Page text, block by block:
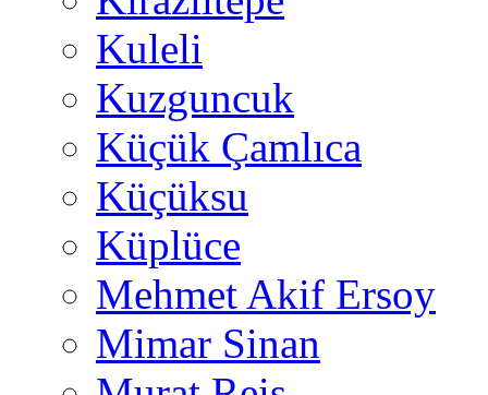
Kuleli
Kuzguncuk
Küçük Çamlıca
Küçüksu
Küplüce
Mehmet Akif Ersoy
Mimar Sinan